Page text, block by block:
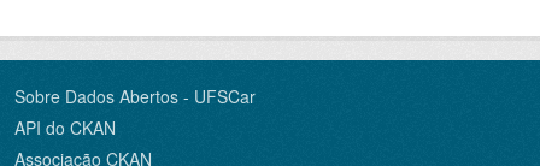
Sobre Dados Abertos - UFSCar
API do CKAN
Associação CKAN